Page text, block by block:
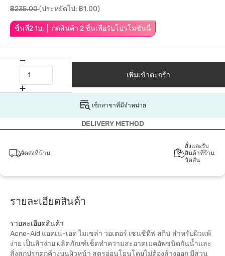
ชิ้นที่2 1บ. │ กดสินค้า 2 ชิ้นเพื่อรับโปรโมชันนี้
฿235.00(ประหยัดไป: ฿1.00)
เพิ่มเข้าตะกร้า
เช็กสาขาที่มีจำหน่าย
DELIVERY METHOD
จัดส่งที่บ้าน
สั่งและรับ
สินค้าที่ร้าน
วัตสัน
รายละเอียดสินค้า
รายละเอียดสินค้า
Acne-Aid แอคเน่-เอด ไมเซล่า วอเตอร์ เซนซิทีฟ สกิน สำหรับผิวแพ้
ง่าย เป็นสิวง่าย ผลิตภัณฑ์เช็ดทำความสะอาดเมคอัพชนิดกันน้ำและ
สิ่งสกปรกตกค้างบนผิวหน้า สูตรอ่อนโยนโดยไม่ต้องล้างออก มีส่วน